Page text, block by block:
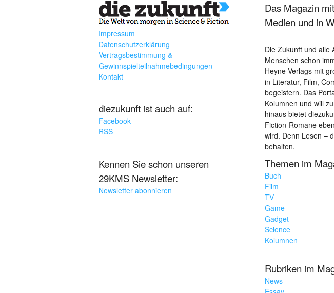
Impressum
Datenschutzerklärung
Vertragsbestimmung &
Gewinnspielteilnahmebedingungen
Kontakt
diezukunft ist auch auf:
Facebook
RSS
Kennen Sie schon unseren
29KMS Newsletter:
Newsletter abonnieren
Das Magazin
Medien und in
Die Zukunft und alle
Menschen schon
Heyne-Verlags mit
in Literatur, Film,
begeistern. Das
Kolumnen und will
hinaus bietet
Fiction-Romane
wird. Denn Lesen –
behalten.
Themen im
Buch
Film
TV
Game
Gadget
Science
Kolumnen
Rubriken im
News